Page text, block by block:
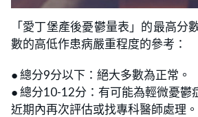
「愛丁堡產後憂鬱量表」的最高分
數的高低作患病嚴重程度的參考：
● 總分9分以下：絕大多數為正常。
● 總分10-12分：有可能為輕微憂鬱
近期內再次評估或找專科醫師處理。